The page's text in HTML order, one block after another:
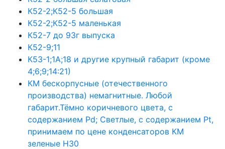
К52-2;К52-5 большая
К52-2;К52-5 маленькая
К52-7 до 93г выпуска
К52-9;11
К53-1;1А;18 и другие крупный габарит (кроме
4;6;9;14:21)
КМ бескорпусные (отечественного
производства) немагнитные. Любой
габарит.Тёмно коричневого цвета, с
содержанием Pd; Светлые, с содержанием Pt,
принимаем по цене конденсаторов КМ
зеленые Н30